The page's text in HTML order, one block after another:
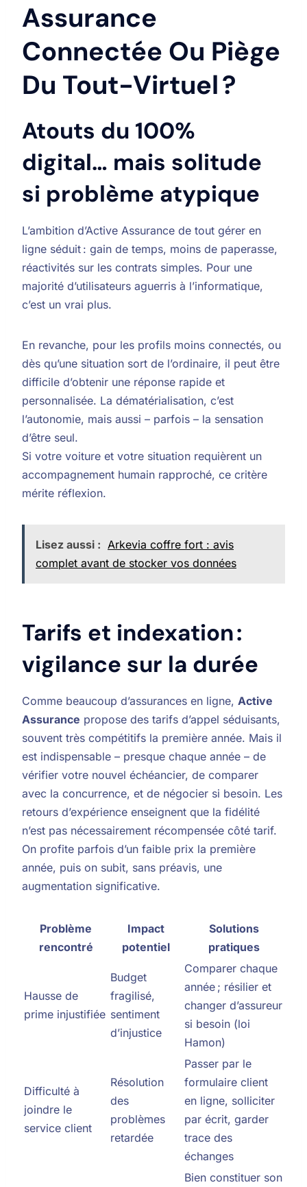
Assurance
Connectée Ou Piège
Du Tout-Virtuel ?
Atouts du 100%
digital… mais solitude
si problème atypique
L’ambition d’Active Assurance de tout gérer en
ligne séduit : gain de temps, moins de paperasse,
réactivités sur les contrats simples. Pour une
majorité d’utilisateurs aguerris à l’informatique,
c’est un vrai plus.
En revanche, pour les profils moins connectés, ou
dès qu’une situation sort de l’ordinaire, il peut être
difficile d’obtenir une réponse rapide et
personnalisée. La dématérialisation, c’est
l’autonomie, mais aussi – parfois – la sensation
d’être seul.
Si votre voiture et votre situation requièrent un
accompagnement humain rapproché, ce critère
mérite réflexion.
Lisez aussi : Arkevia coffre fort : avis
complet avant de stocker vos données
Tarifs et indexation :
vigilance sur la durée
Comme beaucoup d’assurances en ligne, Active
Assurance propose des tarifs d’appel séduisants,
souvent très compétitifs la première année. Mais il
est indispensable – presque chaque année – de
vérifier votre nouvel échéancier, de comparer
avec la concurrence, et de négocier si besoin. Les
retours d’expérience enseignent que la fidélité
n’est pas nécessairement récompensée côté tarif.
On profite parfois d’un faible prix la première
année, puis on subit, sans préavis, une
augmentation significative.
Problème
rencontré
Impact
potentiel
Solutions
pratiques
Hausse de
prime injustifiée
Budget
fragilisé,
sentiment
d’injustice
Comparer chaque
année ; résilier et
changer d’assureur
si besoin (loi
Hamon)
Difficulté à
joindre le
service client
Résolution
des
problèmes
retardée
Passer par le
formulaire client
en ligne, solliciter
par écrit, garder
trace des
échanges
Bien constituer son